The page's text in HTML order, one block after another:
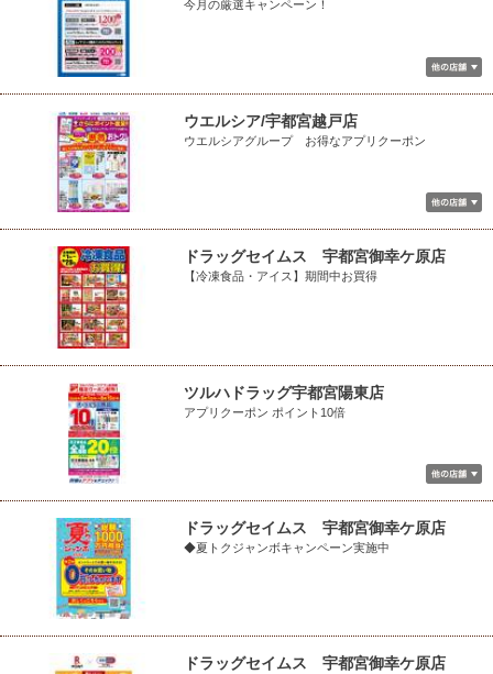
今月の厳選キャンペーン！
ウエルシア/宇都宮越戸店
ウエルシアグループ お得なアプリクーポン
ドラッグセイムス 宇都宮御幸ケ原店
【冷凍食品・アイス】期間中お買得
ツルハドラッグ宇都宮陽東店
アプリクーポン ポイント10倍
ドラッグセイムス 宇都宮御幸ケ原店
◆夏トクジャンボキャンペーン実施中
ドラッグセイムス 宇都宮御幸ケ原店